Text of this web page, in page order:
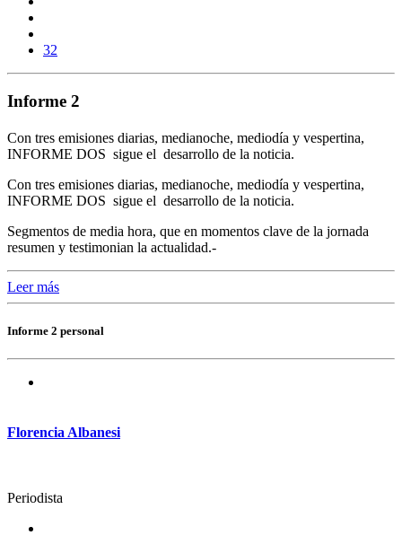
32
Informe 2
Con tres emisiones diarias, medianoche, mediodía y vespertina,
INFORME DOS sigue el desarrollo de la noticia.
Con tres emisiones diarias, medianoche, mediodía y vespertina,
INFORME DOS sigue el desarrollo de la noticia.
Segmentos de media hora, que en momentos clave de la jornada
resumen y testimonian la actualidad.-
Leer más
Informe 2 personal
Florencia Albanesi
Periodista